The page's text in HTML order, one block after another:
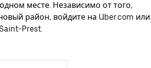
месте. Независимо от того,
район, войдите на Uber.com или
Prest.